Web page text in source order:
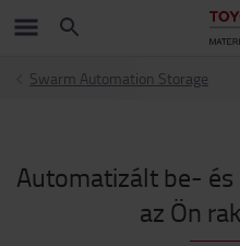
Swarm Automation Storage
Automatizált be-
az Ön